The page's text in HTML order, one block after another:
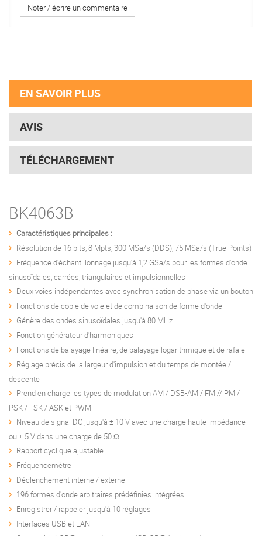
Noter / écrire un commentaire
EN SAVOIR PLUS
AVIS
TÉLÉCHARGEMENT
BK4063B
Caractéristiques principales :
Résolution de 16 bits, 8 Mpts, 300 MSa/s (DDS), 75 MSa/s (True Points)
Fréquence d'échantillonnage jusqu'à 1,2 GSa/s pour les formes d'onde
sinusoïdales, carrées, triangulaires et impulsionnelles
Deux voies indépendantes avec synchronisation de phase via un bouton
Fonctions de copie de voie et de combinaison de forme d'onde
Génère des ondes sinusoïdales jusqu'à 80 MHz
Fonction générateur d'harmoniques
Fonctions de balayage linéaire, de balayage logarithmique et de rafale
Réglage précis de la largeur d'impulsion et du temps de montée /
descente
Prend en charge les types de modulation AM / DSB-AM / FM // PM /
PSK / FSK / ASK et PWM
Niveau de signal DC jusqu'à ± 10 V avec une charge haute impédance
ou ± 5 V dans une charge de 50 Ω
Rapport cyclique ajustable
Fréquencemètre
Déclenchement interne / externe
196 formes d'onde arbitraires prédéfinies intégrées
Enregistrer / rappeler jusqu'à 10 réglages
Interfaces USB et LAN